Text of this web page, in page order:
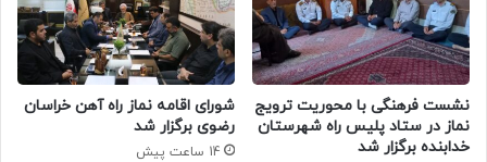
نشست فرهنگی با محوریت ترویج
نماز در ستاد پلیس راه شهرستان
خدابنده برگزار شد
شورای اقامه نماز راه آهن خراسان
رضوی برگزار شد
14 ساعت پیش